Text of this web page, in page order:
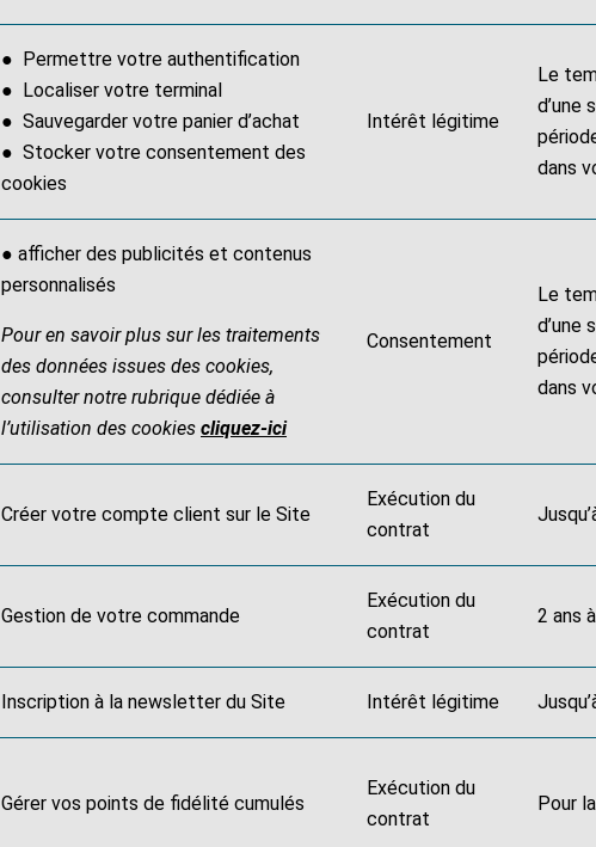
● Permettre votre authentification
● Localiser votre terminal
● Sauvegarder votre panier d’achat
● Stocker votre consentement des
cookies
Intérêt légitime
Le
d’une
dans
● afficher des publicités et contenus
personnalisés
Pour en savoir plus sur les traitements
des données issues des cookies,
consulter notre rubrique dédiée à
l’utilisation des cookies cliquez-ici
Consentement
Le
d’une
dans
Créer votre compte client sur le Site
Exécution du
contrat
Gestion de votre commande
Exécution du
contrat
2 ans
Inscription à la newsletter du Site Intérêt légitime
Gérer vos points de fidélité cumulés
Exécution du
contrat
Pour